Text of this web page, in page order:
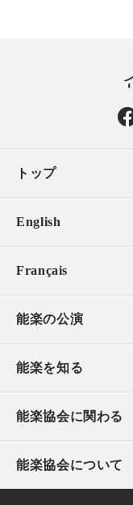
トップ
English
Français
能楽の公演
能楽を知る
能楽協会に関わる
能楽協会について